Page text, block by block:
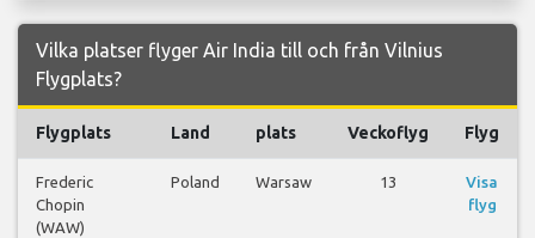
Vilka platser flyger Air India till och från Vilnius
Flygplats?
Flygplats Land plats Veckoflyg Flyg
Frederic
Chopin
(WAW)
Poland Warsaw 13
Visa
flyg